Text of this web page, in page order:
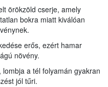
örökzöld cserje, amely
bokra miatt kiválóan
erős, ezért hamar
növény.
a tél folyamán gyakran
jól tűri.